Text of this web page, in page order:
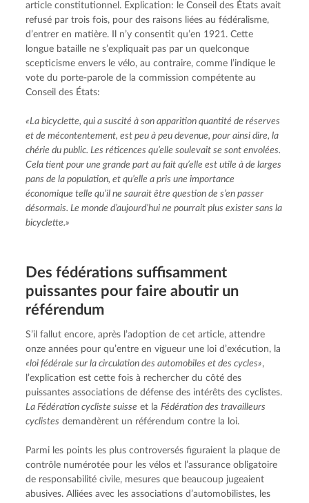
article constitutionnel. Explication: le Conseil des États avait
refusé par trois fois, pour des raisons liées au fédéralisme,
d’entrer en matière. Il n’y consentit qu’en 1921. Cette
longue bataille ne s’expliquait pas par un quelconque
scepticisme envers le vélo, au contraire, comme l’indique le
vote du porte-parole de la commission compétente au
Conseil des États:
«La bicyclette, qui a suscité à son apparition quantité de réserves
et de mécontentement, est peu à peu devenue, pour ainsi dire, la
chérie du public. Les réticences qu’elle soulevait se sont envolées.
Cela tient pour une grande part au fait qu’elle est utile à de larges
pans de la population, et qu’elle a pris une importance
économique telle qu’il ne saurait être question de s’en passer
désormais. Le monde d’aujourd’hui ne pourrait plus exister sans la
bicyclette.»
Des fédéra­tions suffisam­ment
puissantes pour faire aboutir un
référendum
S’il fallut encore, après l’adoption de cet article, attendre
«loi fédérale sur la circulation des automobiles et des cycles»,
l’explication est cette fois à rechercher du côté des
La Fédération cycliste suisse et la Fédération des travailleurs
cyclistes demandèrent un référendum contre la loi.
Parmi les points les plus controversés figuraient la plaque de
contrôle numérotée pour les vélos et l’assurance obligatoire
de responsabilité civile, mesures que beaucoup jugeaient
abusives. Alliées avec les associations d’automobilistes, les